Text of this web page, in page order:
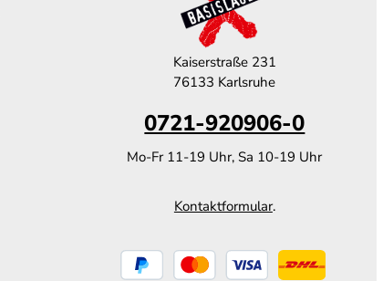
Kaiserstraße 231
76133 Karlsruhe
0721-920906-0
Mo-Fr 11-19 Uhr, Sa 10-19 Uhr
Kontaktformular.